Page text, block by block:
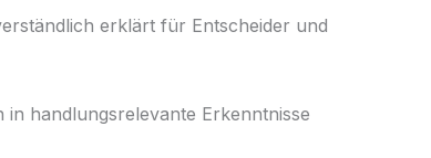
erklärt für Entscheider und
handlungsrelevante Erkenntnisse